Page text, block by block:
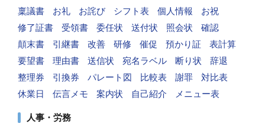
稟議書
お礼 お詫び シフト表 個人情報
お祝
修了証書
受領書 委任状 送付状 照会状
確認
顛末書
引継書 改善 研修 催促 預かり証
表計算
要望書
理由書 送信状 宛名ラベル 断り状
辞退
整理券
引換券 パレート図 比較表 謝罪
対比表
休業日
伝言メモ 案内状 自己紹介 メニュー表
人事・労務